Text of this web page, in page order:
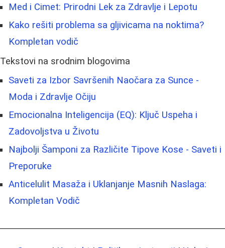
Med i Cimet: Prirodni Lek za Zdravlje i Lepotu
Kako rešiti problema sa gljivicama na noktima?
Kompletan vodič
Tekstovi na srodnim blogovima
Saveti za Izbor Savršenih Naočara za Sunce -
Moda i Zdravlje Očiju
Emocionalna Inteligencija (EQ): Ključ Uspeha i
Zadovoljstva u Životu
Najbolji Šamponi za Različite Tipove Kose - Saveti i
Preporuke
Anticelulit Masaža i Uklanjanje Masnih Naslaga:
Kompletan Vodič